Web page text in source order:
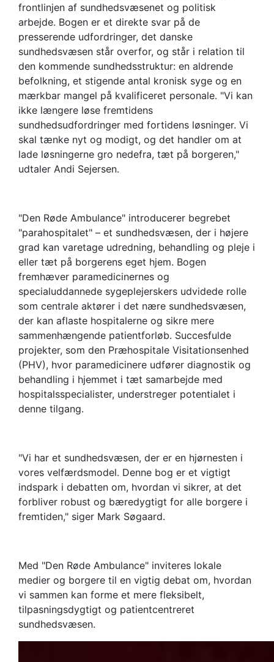
frontlinjen af sundhedsvæsenet og politisk
arbejde. Bogen er et direkte svar på de
presserende udfordringer, det danske
sundhedsvæsen står overfor, og står i relation til
den kommende sundhedsstruktur: en aldrende
befolkning, et stigende antal kronisk syge og en
mærkbar mangel på kvalificeret personale. "Vi kan
ikke længere løse fremtidens
sundhedsudfordringer med fortidens løsninger. Vi
skal tænke nyt og modigt, og det handler om at
lade løsningerne gro nedefra, tæt på borgeren,"
udtaler Andi Sejersen.
"Den Røde Ambulance" introducerer begrebet
"parahospitalet" – et sundhedsvæsen, der i højere
grad kan varetage udredning, behandling og pleje i
eller tæt på borgerens eget hjem. Bogen
fremhæver paramedicinernes og
specialuddannede sygeplejerskers udvidede rolle
som centrale aktører i det nære sundhedsvæsen,
der kan aflaste hospitalerne og sikre mere
sammenhængende patientforløb. Succesfulde
projekter, som den Præhospitale Visitationsenhed
(PHV), hvor paramedicinere udfører diagnostik og
behandling i hjemmet i tæt samarbejde med
hospitalsspecialister, understreger potentialet i
denne tilgang.
"Vi har et sundhedsvæsen, der er en hjørnesten i
vores velfærdsmodel. Denne bog er et vigtigt
indspark i debatten om, hvordan vi sikrer, at det
forbliver robust og bæredygtigt for alle borgere i
fremtiden," siger Mark Søgaard.
Med "Den Røde Ambulance" inviteres lokale
medier og borgere til en vigtig debat om, hvordan
vi sammen kan forme et mere fleksibelt,
tilpasningsdygtigt og patientcentreret
sundhedsvæsen.